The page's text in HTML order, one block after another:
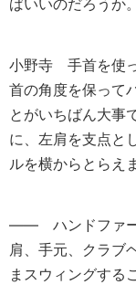
小野寺 手首を使
首の角度を保って
とがいちばん大事
に、左肩を支点と
ルを横からとらえ
―― ハンドファー
肩、手元、クラブ
まスウィングする